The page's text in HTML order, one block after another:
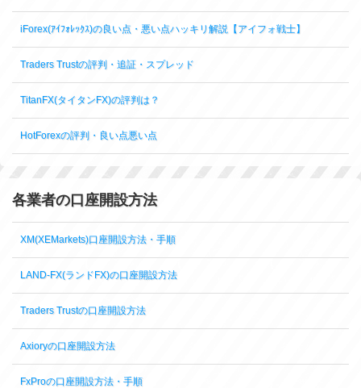
iForex(ｱｲﾌｫﾚｯｸｽ)の良い点・悪い点ハッキリ解説【アイフォ戦士】
Traders Trustの評判・追証・スプレッド
TitanFX(タイタンFX)の評判は？
HotForexの評判・良い点悪い点
各業者の口座開設方法
XM(XEMarkets)口座開設方法・手順
LAND-FX(ランドFX)の口座開設方法
Traders Trustの口座開設方法
Axioryの口座開設方法
FxProの口座開設方法・手順